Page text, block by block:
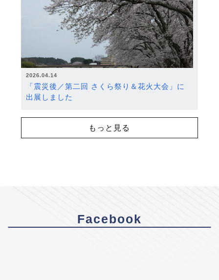
2026.04.14
「震災後／第二回 さくら祭り＆花火大会」に
出展しました
もっと見る
Facebook